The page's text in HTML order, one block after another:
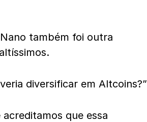
também foi outra
diversificar em Altcoins?”
que essa